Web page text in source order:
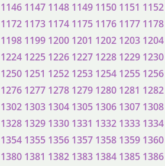
1146 1147 1148 1149 1150 1151 1152
1172 1173 1174 1175 1176 1177 1178
1198 1199 1200 1201 1202 1203 1204
1224 1225 1226 1227 1228 1229 1230
1250 1251 1252 1253 1254 1255 1256
1276 1277 1278 1279 1280 1281 1282
1302 1303 1304 1305 1306 1307 1308
1328 1329 1330 1331 1332 1333 1334
1354 1355 1356 1357 1358 1359 1360
1380 1381 1382 1383 1384 1385 1386